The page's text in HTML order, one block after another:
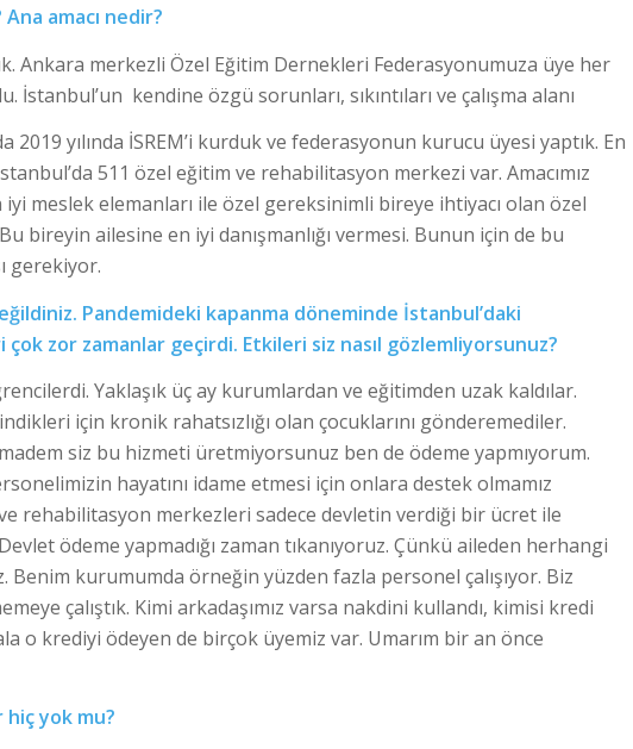
amacı nedir?
Ankara merkezli Özel Eğitim Dernekleri Federasyonumuza üye her
kendine özgü sorunları, sıkıntıları ve çalışma alanı
2019 yılında İSREM’i kurduk ve federasyonun kurucu üyesi yaptık. En
511 özel eğitim ve rehabilitasyon merkezi var. Amacımız
meslek elemanları ile özel gereksinimli bireye ihtiyacı olan özel
bireyin ailesine en iyi danışmanlığı vermesi. Bunun için de bu
gerekiyor.
Pandemideki kapanma döneminde İstanbul’daki
zor zamanlar geçirdi. Etkileri siz nasıl gözlemliyorsunuz?
Yaklaşık üç ay kurumlardan ve eğitimden uzak kaldılar.
için kronik rahatsızlığı olan çocuklarını gönderemediler.
siz bu hizmeti üretmiyorsunuz ben de ödeme yapmıyorum.
hayatını idame etmesi için onlara destek olmamız
rehabilitasyon merkezleri sadece devletin verdiği bir ücret ile
ödeme yapmadığı zaman tıkanıyoruz. Çünkü aileden herhangi
kurumumda örneğin yüzden fazla personel çalışıyor. Biz
çalıştık. Kimi arkadaşımız varsa nakdini kullandı, kimisi kredi
o krediyi ödeyen de birçok üyemiz var. Umarım bir an önce
yok mu?